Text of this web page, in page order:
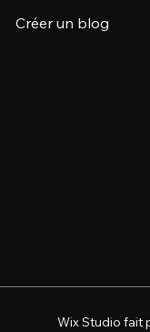
Créer un blog
Wix Studio fait